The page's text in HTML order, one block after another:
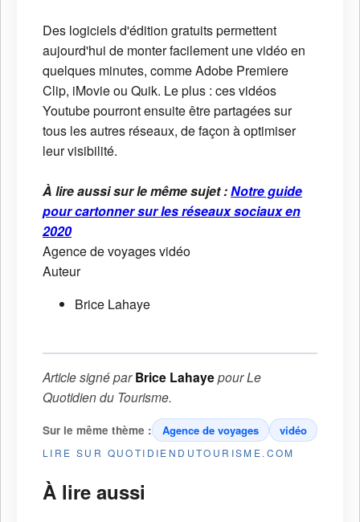
Des logiciels d'édition gratuits permettent
aujourd'hui de monter facilement une vidéo en
quelques minutes, comme Adobe Premiere
Clip, iMovie ou Quik. Le plus : ces vidéos
Youtube pourront ensuite être partagées sur
tous les autres réseaux, de façon à optimiser
leur visibilité.
À lire aussi sur le même sujet :Notre guide
pour cartonner sur les réseaux sociaux en
2020
Agence de voyagesvidéo
Auteur
Brice Lahaye
Article signé parBrice LahayepourLe
Quotidien du Tourisme.
Sur le même thème : Agence de voyages vidéo
LIRE SUR QUOTIDIENDUTOURISME.COM
À lire aussi